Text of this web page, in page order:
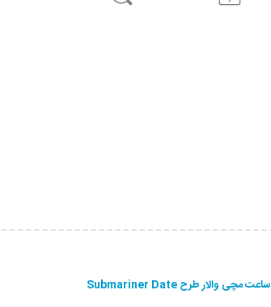
ساعت مچی والار طرح Submariner Date